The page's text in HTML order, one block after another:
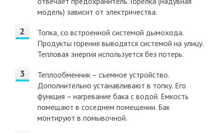
модель) зависит от электричества.
Топка, со встроенной системой дымохода.
Продукты горения выводятся системой на улицу.
Тепловая энергия используется без потерь.
Теплообменник – съемное устройство.
Дополнительно устанавливают в топку. Его
функция – нагревание бака с водой. Емкость
помещают в соседнем помещении. Бак
монтируют в помывочной.